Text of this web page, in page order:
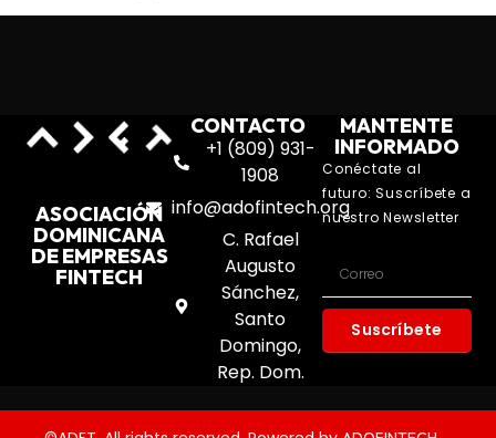
ASOCIACIÓN
DOMINICANA
DE EMPRESAS
FINTECH
CONTACTO
+1 (809) 931-
1908
info@adofintech.org
C. Rafael
Augusto
Sánchez,
Santo
Domingo,
Rep. Dom.
MANTENTE
INFORMADO
Conéctate al
futuro: Suscríbete a
nuestro Newsletter
Suscríbete